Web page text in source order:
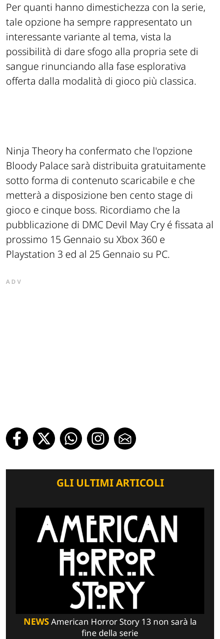
Per quanti hanno dimestichezza con la serie,
tale opzione ha sempre rappresentato un
interessante variante al tema, vista la
possibilità di dare sfogo alla propria sete di
sangue rinunciando alla fase esplorativa
offerta dalla modalità di gioco più classica.
Ninja Theory ha confermato che l'opzione
Bloody Palace sarà distribuita gratuitamente
sotto forma di contenuto scaricabile e che
metterà a disposizione ben cento stage di
gioco e cinque boss. Ricordiamo che la
pubblicazione di DMC Devil May Cry é fissata al
prossimo 15 Gennaio su Xbox 360 e
Playstation 3 ed al 25 Gennaio su PC.
ADV
GLI ULTIMI ARTICOLI
NEWSAmerican Horror Story 13 non sarà la
fine della serie